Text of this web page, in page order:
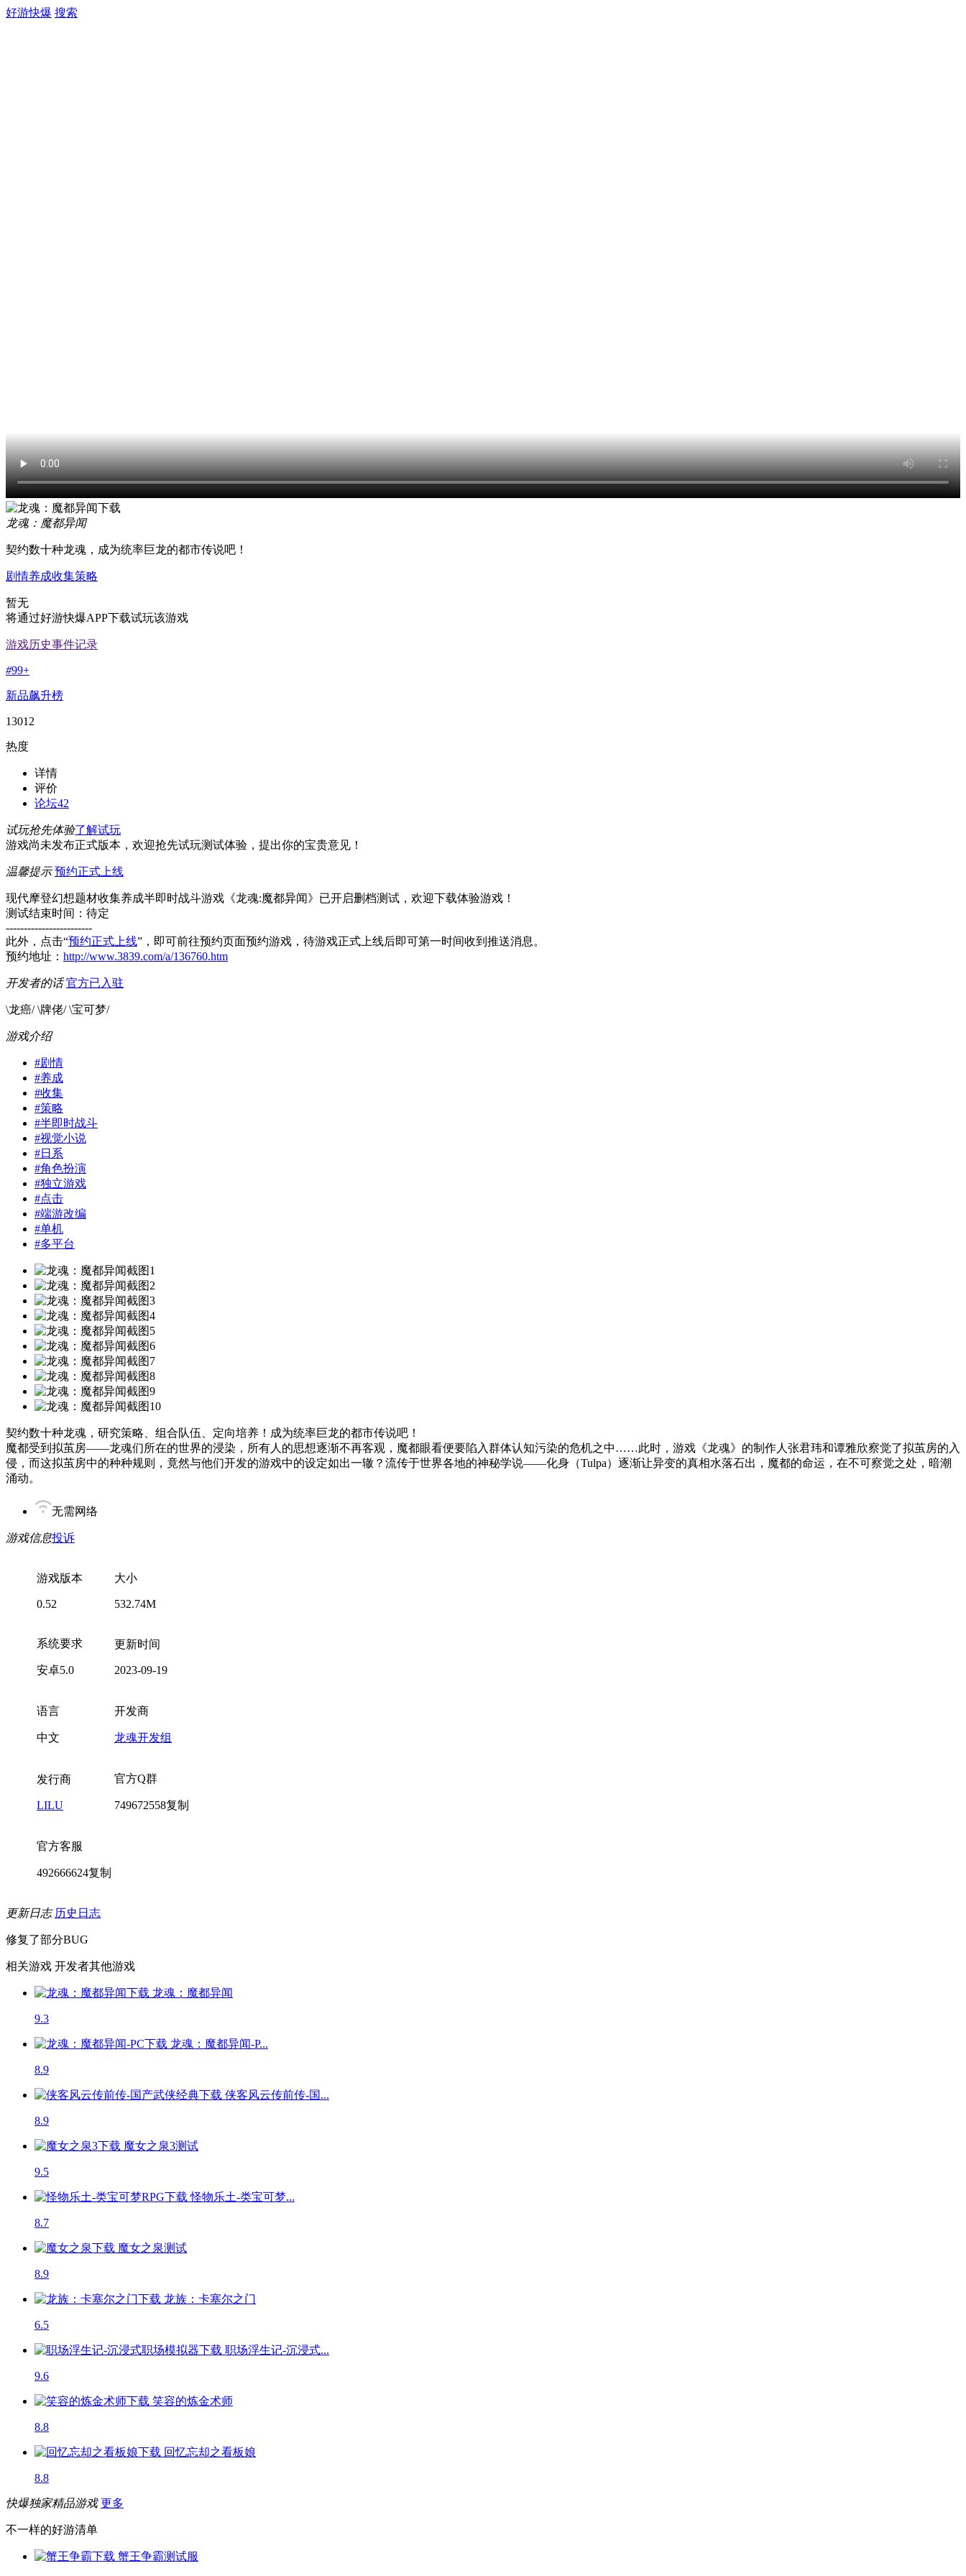
好游快爆 搜索
龙魂：魔都异闻
契约数十种龙魂，成为统率巨龙的都市传说吧！
剧情养成收集策略
暂无
将通过好游快爆APP下载试玩该游戏
游戏历史事件记录
#99+
新品飙升榜
13012
热度
详情
评价
论坛42
试玩抢先体验了解试玩
游戏尚未发布正式版本，欢迎抢先试玩测试体验，提出你的宝贵意见！
温馨提示 预约正式上线
现代摩登幻想题材收集养成半即时战斗游戏《龙魂:魔都异闻》已开启删档测试，欢迎下载体验游戏！
测试结束时间：待定
------------------------
此外，点击“预约正式上线”，即可前往预约页面预约游戏，待游戏正式上线后即可第一时间收到推送消息。
预约地址： http://www.3839.com/a/136760.htm
开发者的话 官方已入驻
\龙癌/ \牌佬/ \宝可梦/
游戏介绍
#剧情
#养成
#收集
#策略
#半即时战斗
#视觉小说
#日系
#角色扮演
#独立游戏
#点击
#端游改编
#单机
#多平台
契约数十种龙魂，研究策略、组合队伍、定向培养！成为统率巨龙的都市传说吧！
魔都受到拟茧房——龙魂们所在的世界的浸染，所有人的思想逐渐不再客观，魔都眼看便要陷入群体认知污染的危机之中……此时，游戏《龙魂》的制作人张君玮和谭雅欣察觉了拟茧房的入
侵，而这拟茧房中的种种规则，竟然与他们开发的游戏中的设定如出一辙？流传于世界各地的神秘学说——化身（Tulpa）逐渐让异变的真相水落石出，魔都的命运，在不可察觉之处，暗潮
涌动。
无需网络
游戏信息投诉
游戏版本
0.52
大小
532.74M
系统要求
安卓5.0
更新时间
2023-09-19
语言
中文
开发商
龙魂开发组
发行商
LILU
官方Q群
749672558复制
官方客服
492666624复制
更新日志 历史日志
修复了部分BUG
相关游戏 开发者其他游戏
龙魂：魔都异闻
9.3
龙魂：魔都异闻-P...
8.9
侠客风云传前传-国...
8.9
魔女之泉3测试
9.5
怪物乐土-类宝可梦...
8.7
魔女之泉测试
8.9
龙族：卡塞尔之门
6.5
职场浮生记-沉浸式...
9.6
笑容的炼金术师
8.8
回忆忘却之看板娘
8.8
快爆独家精品游戏 更多
不一样的好游清单
蟹王争霸测试服